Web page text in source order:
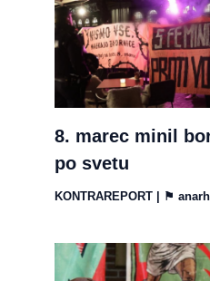
8. marec minil
po svetu
KONTRAREPORT | ⚑